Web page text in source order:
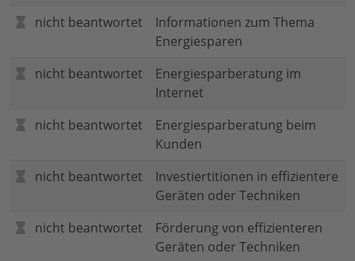
nicht beantwortet
Informationen zum Thema
Energiesparen
nicht beantwortet
Energiesparberatung im
Internet
nicht beantwortet
Energiesparberatung beim
Kunden
nicht beantwortet
Investiertitionen in effizientere
Geräten oder Techniken
nicht beantwortet
Förderung von effizienteren
Geräten oder Techniken